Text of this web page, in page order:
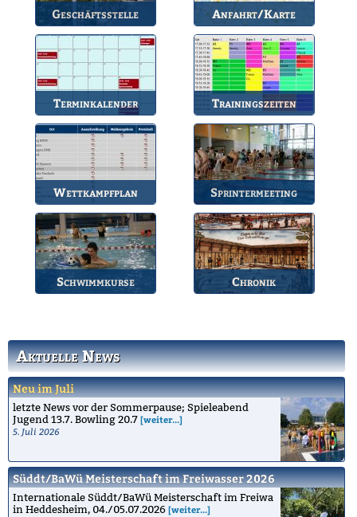
Aktuelle News
Neu im Juli
letzte News vor der Sommerpause; Spieleabend
Jugend 13.7. Bowling 20.7 [weiter...]
5. Juli 2026
Süddt/BaWü Meisterschaft im Freiwasser 2026
Internationale Süddt/BaWü Meisterschaft im Freiwa
in Heddesheim, 04./05.07.2026 [weiter...]
Geschäftsstelle
Anlaufstelle für alle
Anfahrt/Karte
So können Sie uns
erreichen.
Terminkalender
Die Termine des BSV.
Trainingszeiten
Bahnbelegungen der
Gruppen.
Wettkampfplan
Übersicht der aktuellen
Wettkämpfe.
Sprintermeeting
Jährlicher Wettkampf
des BSV.
Schwimmkurse Chronik